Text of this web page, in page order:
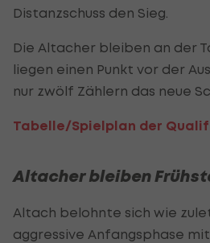
Distanzschuss den Sieg.
Die Altacher bleiben an der
liegen einen Punkt vor der
nur zwölf Zählern das neue
Tabelle/Spielplan der
Altacher bleiben
Altach belohnte sich wie
aggressive Anfangsphase